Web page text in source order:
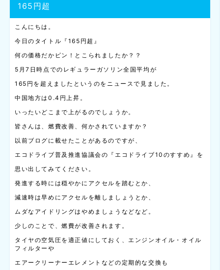
165円超
こんにちは。
今日のタイトル『165円超』
何の価格だかピン！とこられましたか？？
5月7日時点でのレギュラーガソリン全国平均が
165円を超えましたというのをニュースで見ました。
中国地方は0.4円上昇。
いったいどこまで上がるのでしょうか。
皆さんは、燃費改善、何かされていますか？
以前ブログに載せたことがあるのですが、
エコドライブ普及推進協議会の『エコドライブ10のすすめ』を
思い出してみてください。
発進する時には穏やかにアクセルを踏むとか、
減速時は早めにアクセルを離しましょうとか、
ムダなアイドリングはやめましょうなどなど。
少しのことで、燃費が改善されます。
タイヤの空気圧を適正値にしておく、エンジンオイル・オイル
フィルターや
エアークリーナーエレメントなどの定期的な交換も